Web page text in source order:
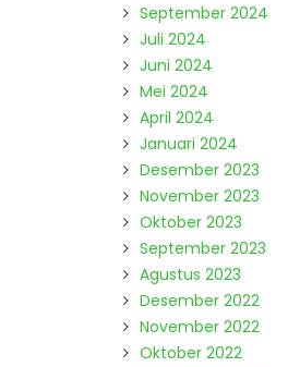
September 2024
Juli 2024
Juni 2024
Mei 2024
April 2024
Januari 2024
Desember 2023
November 2023
Oktober 2023
September 2023
Agustus 2023
Desember 2022
November 2022
Oktober 2022